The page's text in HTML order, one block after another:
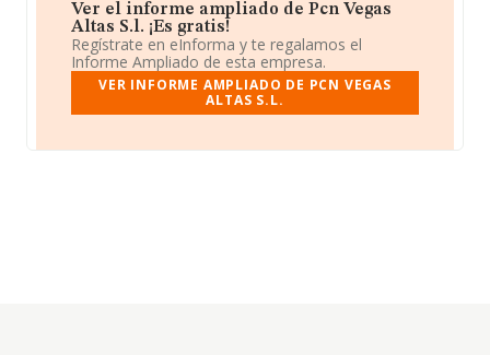
Ver el informe ampliado de Pcn Vegas
Altas S.l. ¡Es gratis!
Regístrate en eInforma y te regalamos el
Informe Ampliado de esta empresa.
VER INFORME AMPLIADO DE PCN VEGAS
ALTAS S.L.